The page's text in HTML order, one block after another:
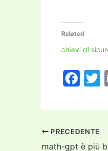
Related
chiavi di
F
c
e
b
PRECEDENTE
math-gpt è più